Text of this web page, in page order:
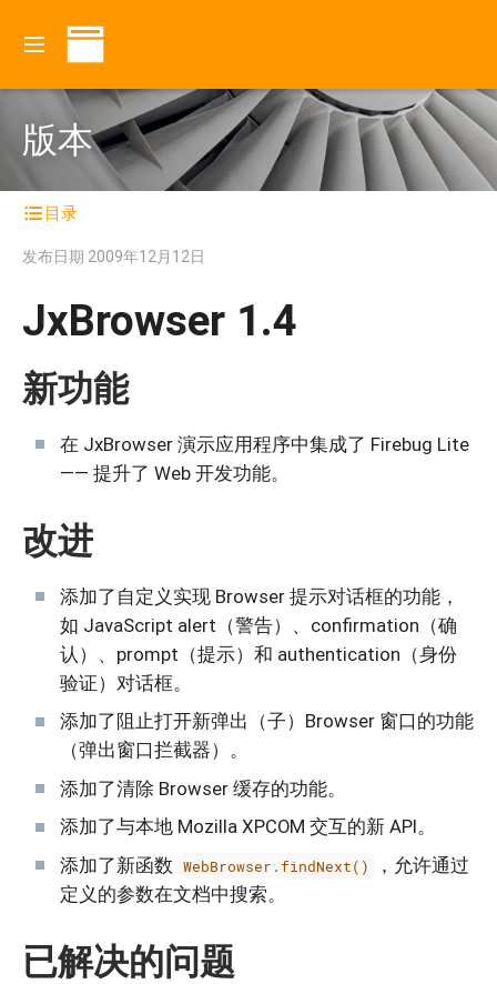
版本
目录
发布日期 2009年12月12日
JxBrowser 1.4
新功能
在 JxBrowser 演示应用程序中集成了 Firebug Lite
—— 提升了 Web 开发功能。
改进
添加了自定义实现 Browser 提示对话框的功能，
如 JavaScript alert（警告）、confirmation（确
认）、prompt（提示）和 authentication（身份
验证）对话框。
添加了阻止打开新弹出（子）Browser 窗口的功能
（弹出窗口拦截器）。
添加了清除 Browser 缓存的功能。
添加了与本地 Mozilla XPCOM 交互的新 API。
添加了新函数 WebBrowser.findNext()
，允许通过
定义的参数在文档中搜索。
已解决的问题